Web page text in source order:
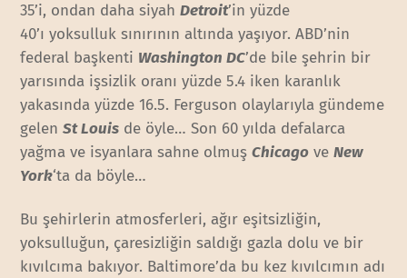
35’i, ondan daha siyahDetroit’in yüzde
40’ı yoksulluk sınırının altında yaşıyor. ABD’nin
federal başkenti Washington DC’de bile şehrin bir
yarısında işsizlik oranı yüzde 5.4 iken karanlık
yakasında yüzde 16.5. Ferguson olaylarıyla gündeme
gelenSt Louis de öyle… Son 60 yılda defalarca
yağma ve isyanlara sahne olmuşChicago veNew
York‘ta da böyle…
Bu şehirlerin atmosferleri, ağır eşitsizliğin,
yoksulluğun, çaresizliğin saldığı gazla dolu ve bir
kıvılcıma bakıyor. Baltimore’da bu kez kıvılcımın adı